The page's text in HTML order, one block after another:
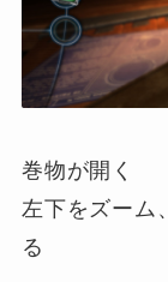
巻物が開く
左下をズーム
る